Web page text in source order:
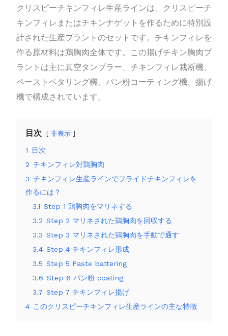
クリスピーチキンフィレ生産ラインは、クリスピーチ
キンフィレまたはチキンナゲットを作るために特別設
計された生産プラントのセットです。チキンフィレを
作る原材料は鶏胸肉全体です。この揚げチキン胸肉プ
ラントは主に真空タンブラー、チキンフィレ裁断機、
ペーストベタリング機、パン粉コーティング機、揚げ
機で構成されています。
目次 非表示
1
目次
2 チキンフィレ対鶏胸肉
3 チキンフィレ生産ラインでフライドチキンフィレを
作るには？
3.1 Step 1 鶏胸肉をマリネする
3.2 Step 2 マリネされた鶏胸肉を回収する
3.3 Step 3 マリネされた鶏胸肉を手動で通す
3.4 Step 4 チキンフィレ形成
3.5 Step 5 Paste battering
3.6 Step 6 パン粉 coating
3.7 Step 7 チキンフィレ揚げ
4 このクリスピーチキンフィレ生産ラインの主な特徴